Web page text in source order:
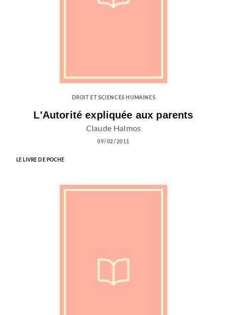
DROIT ET SCIENCES HUMAINES
L'Autorité expliquée aux parents
Claude Halmos
09/02/2011
LE LIVRE DE POCHE